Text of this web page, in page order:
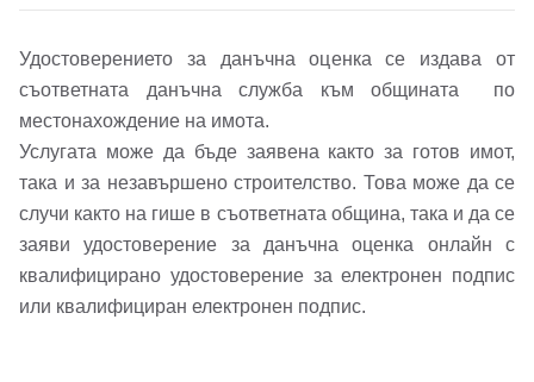
Удостоверението за данъчна оценка се издава от
съответната данъчна служба към общината по
местонахождение на имота.
Услугата може да бъде заявена както за готов имот,
така и за незавършено строителство. Това може да се
случи както на гише в съответната община, така и да се
заяви удостоверение за данъчна оценка онлайн с
квалифицирано удостоверение за електронен подпис
или квалифициран електронен подпис.